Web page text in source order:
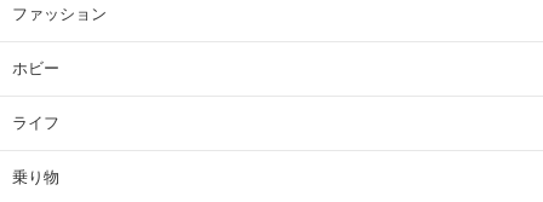
ファッション
ホビー
ライフ
乗り物